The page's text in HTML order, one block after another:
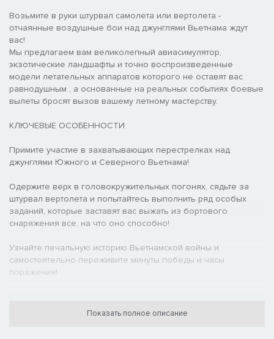
Возьмите в руки штурвал самолета или вертолета -
отчаянные воздушные бои над джунглями Вьетнама ждут
вас!
Мы предлагаем вам великолепный авиасимулятор,
экзотические ландшафты и точно воспроизведенные
модели летательных аппаратов которого не оставят вас
равнодушным , а основанные на реальных событиях боевые
вылеты бросят вызов вашему летному мастерству.
КЛЮЧЕВЫЕ ОСОБЕННОСТИ
Примите участие в захватывающих перестрелках над
джунглями Южного и Северного Вьетнама!
Одержите верх в головокружительных погонях, сядьте за
штурвал вертолета и попытайтесь выполнить ряд особых
заданий, которые заставят вас выжать из бортового
снаряжения все, на что оно способно!
Узнайте печальную историю Вьетнамской войны и
самостоятельно переживите минуты победы и часы
поражения!
оснастите их реалистичным оружием!
Показать полное описание